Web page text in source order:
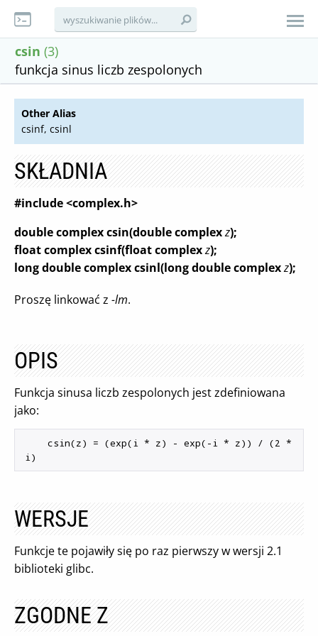
csin (3)
funkcja sinus liczb zespolonych
Other Alias
csinf, csinl
SKŁADNIA
#include <complex.h>
double complex csin(double complexz);
float complex csinf(float complexz);
long double complex csinl(long double complexz);
Proszę linkować z -lm.
OPIS
Funkcja sinusa liczb zespolonych jest zdefiniowana
jako:
WERSJE
Funkcje te pojawiły się po raz pierwszy w wersji 2.1
biblioteki glibc.
ZGODNE Z